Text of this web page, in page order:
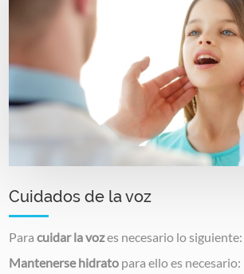
Cuidados de la voz
Paracuidar la vozes necesario lo siguiente:
Mantenerse hidrato para ello es necesario: